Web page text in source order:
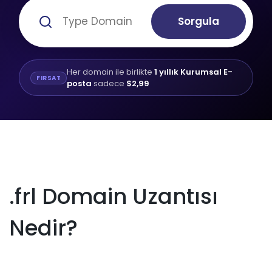
Sorgula
FIRSAT Her domain ile birlikte 1 yıllık Kurumsal E-
posta sadece $2,99
.frl Domain Uzantısı
Nedir?